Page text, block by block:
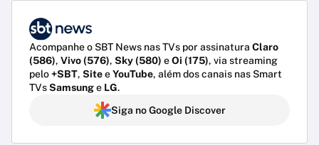
Acompanhe o SBT News nas TVs por assinatura Claro
(586), Vivo (576), Sky (580) eOi (175), via streaming
pelo+SBT, SiteeYouTube, além dos canais nas Smart
TVsSamsunge LG.
Siga no Google Discover